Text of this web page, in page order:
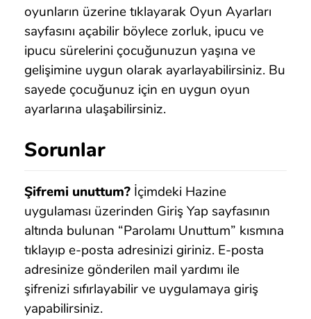
oyunların üzerine tıklayarak Oyun Ayarları
sayfasını açabilir böylece zorluk, ipucu ve
ipucu sürelerini çocuğunuzun yaşına ve
gelişimine uygun olarak ayarlayabilirsiniz. Bu
sayede çocuğunuz için en uygun oyun
ayarlarına ulaşabilirsiniz.
Sorunlar
Şifremi unuttum? İçimdeki Hazine
uygulaması üzerinden Giriş Yap sayfasının
altında bulunan “Parolamı Unuttum” kısmına
tıklayıp e-posta adresinizi giriniz. E-posta
adresinize gönderilen mail yardımı ile
şifrenizi sıfırlayabilir ve uygulamaya giriş
yapabilirsiniz.